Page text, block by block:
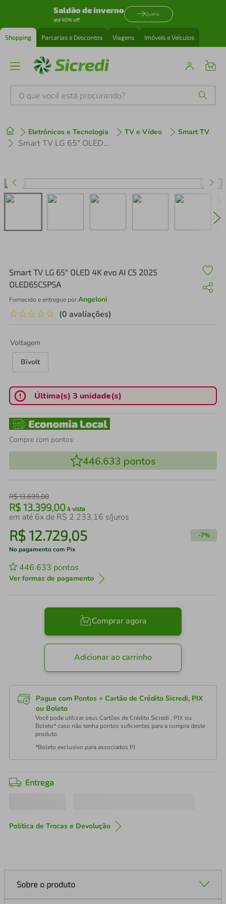
Saldão de inverno
até 40% off
Quero
Shopping Parcerias e Descontos Viagens Imóveis e Veículos
O que você está procurando?
Eletrônicos e Tecnologia TV e Vídeo Smart TV
Smart TV LG 65" OLED 4K evo AI C5 2025 OLED65C5PSA
Smart TV LG 65" OLED 4K evo AI C5 2025
OLED65C5PSA
Fornecido e entregue porAngeloni
☆☆☆☆☆ (0 avaliações)
Voltagem
Bivolt
Última(s) 3 unidade(s)
Compre com pontos:
446.633 pontos
R$13.699,00
R$ 13.399,00 à vista
em até 6x de R$ 2.233,16 s/juros
R$12.729,05 -7%
No pagamento com Pix
446.633 pontos
Ver formas de pagamento
Comprar agora
Adicionar ao carrinho
Pague com Pontos + Cartão de Crédito Sicredi, PIX
ou Boleto
Você pode utilizar seus Cartões de Crédito Sicredi , PIX ou
Boleto* caso não tenha pontos suficientes para a compra deste
produto.
*Boleto exclusivo para associados PJ
Entrega
Política de Trocas e Devolução
Sobre o produto
1º tenis
perfume